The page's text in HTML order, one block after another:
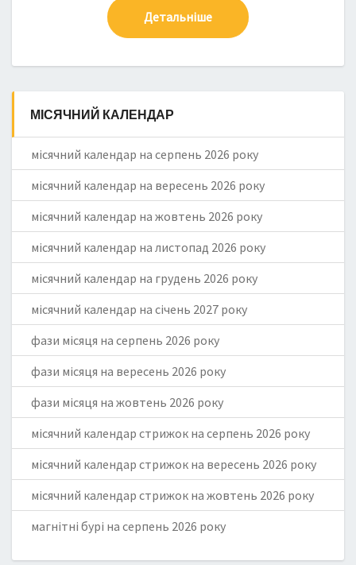
Детальніше
МІСЯЧНИЙ КАЛЕНДАР
місячний календар на серпень 2026 року
місячний календар на вересень 2026 року
місячний календар на жовтень 2026 року
місячний календар на листопад 2026 року
місячний календар на грудень 2026 року
місячний календар на січень 2027 року
фази місяця на серпень 2026 року
фази місяця на вересень 2026 року
фази місяця на жовтень 2026 року
місячний календар стрижок на серпень 2026 року
місячний календар стрижок на вересень 2026 року
місячний календар стрижок на жовтень 2026 року
магнітні бурі на серпень 2026 року